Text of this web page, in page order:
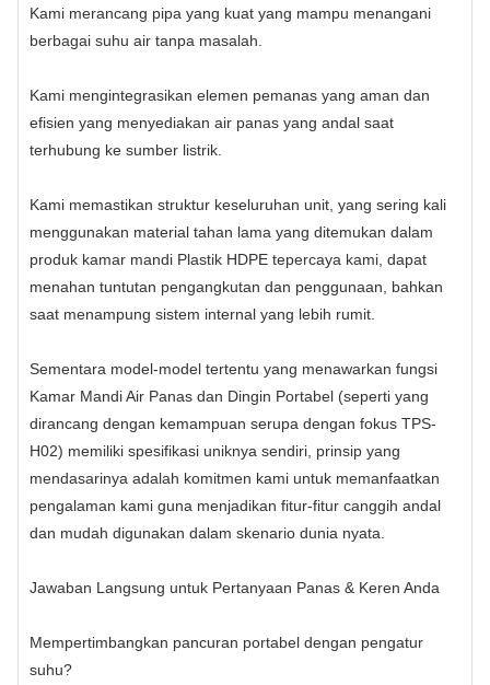
Kami merancang pipa yang kuat yang mampu menangani
berbagai suhu air tanpa masalah.
Kami mengintegrasikan elemen pemanas yang aman dan
efisien yang menyediakan air panas yang andal saat
terhubung ke sumber listrik.
Kami memastikan struktur keseluruhan unit, yang sering kali
menggunakan material tahan lama yang ditemukan dalam
produk kamar mandi Plastik HDPE tepercaya kami, dapat
menahan tuntutan pengangkutan dan penggunaan, bahkan
saat menampung sistem internal yang lebih rumit.
Sementara model-model tertentu yang menawarkan fungsi
Kamar Mandi Air Panas dan Dingin Portabel (seperti yang
dirancang dengan kemampuan serupa dengan fokus TPS-
H02) memiliki spesifikasi uniknya sendiri, prinsip yang
mendasarinya adalah komitmen kami untuk memanfaatkan
pengalaman kami guna menjadikan fitur-fitur canggih andal
dan mudah digunakan dalam skenario dunia nyata.
Jawaban Langsung untuk Pertanyaan Panas & Keren Anda
Mempertimbangkan pancuran portabel dengan pengatur
suhu?